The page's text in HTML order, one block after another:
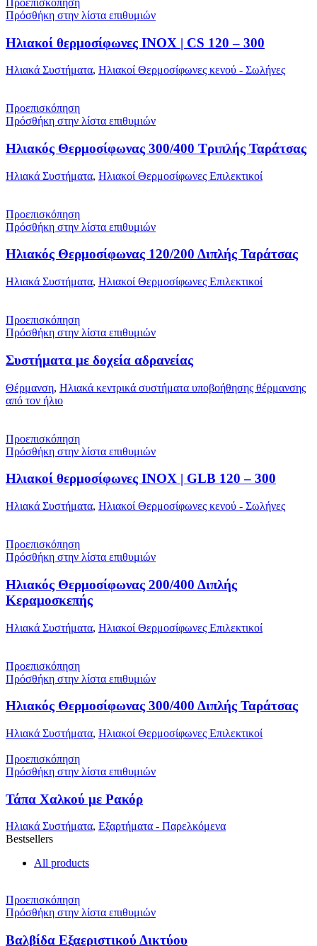
Πρόσθήκη στην λίστα επιθυμιών
Ηλιακοί θερμοσίφωνες INOX | CS 120 – 300
Ηλιακά Συστήματα, Ηλιακοί Θερμοσίφωνες κενού - Σωλήνες
Προεπισκόπηση
Πρόσθήκη στην λίστα επιθυμιών
Ηλιακός Θερμοσίφωνας 300/400 Τριπλής Ταράτσας
Ηλιακά Συστήματα, Ηλιακοί Θερμοσίφωνες Επιλεκτικοί
Προεπισκόπηση
Πρόσθήκη στην λίστα επιθυμιών
Ηλιακός Θερμοσίφωνας 120/200 Διπλής Ταράτσας
Ηλιακά Συστήματα, Ηλιακοί Θερμοσίφωνες Επιλεκτικοί
Προεπισκόπηση
Πρόσθήκη στην λίστα επιθυμιών
Συστήματα με δοχεία αδρανείας
Θέρμανση, Ηλιακά κεντρικά συστήματα υποβοήθησης θέρμανσης
από τον ήλιο
Προεπισκόπηση
Πρόσθήκη στην λίστα επιθυμιών
Ηλιακοί θερμοσίφωνες INOX | GLB 120 – 300
Ηλιακά Συστήματα, Ηλιακοί Θερμοσίφωνες κενού - Σωλήνες
Προεπισκόπηση
Πρόσθήκη στην λίστα επιθυμιών
Ηλιακός Θερμοσίφωνας 200/400 Διπλής
Κεραμοσκεπής
Ηλιακά Συστήματα, Ηλιακοί Θερμοσίφωνες Επιλεκτικοί
Προεπισκόπηση
Πρόσθήκη στην λίστα επιθυμιών
Ηλιακός Θερμοσίφωνας 300/400 Διπλής Ταράτσας
Ηλιακά Συστήματα, Ηλιακοί Θερμοσίφωνες Επιλεκτικοί
Προεπισκόπηση
Πρόσθήκη στην λίστα επιθυμιών
Τάπα Χαλκού με Ρακόρ
Ηλιακά Συστήματα, Εξαρτήματα - Παρελκόμενα
Bestsellers
All products
Προεπισκόπηση
Πρόσθήκη στην λίστα επιθυμιών
Βαλβίδα Εξαεριστικού Δικτύου